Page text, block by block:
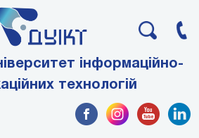
інформаційно-
технологій